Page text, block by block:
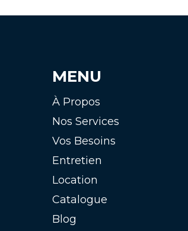
MENU
À Propos
Nos Services
Vos Besoins
Entretien
Location
Catalogue
Blog